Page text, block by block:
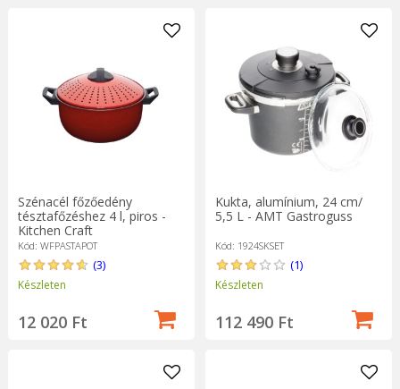
Szénacél főzőedény
tésztafőzéshez 4 l, piros -
Kitchen Craft
Kód: WFPASTAPOT
(3)
Készleten
12 020 Ft
Kukta, alumínium, 24 cm/
5,5 L - AMT Gastroguss
Kód: 1924SKSET
(1)
Készleten
112 490 Ft